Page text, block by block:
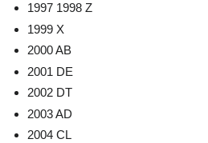
1997 1998 Z
1999 X
2000 AB
2001 DE
2002 DT
2003 AD
2004 CL